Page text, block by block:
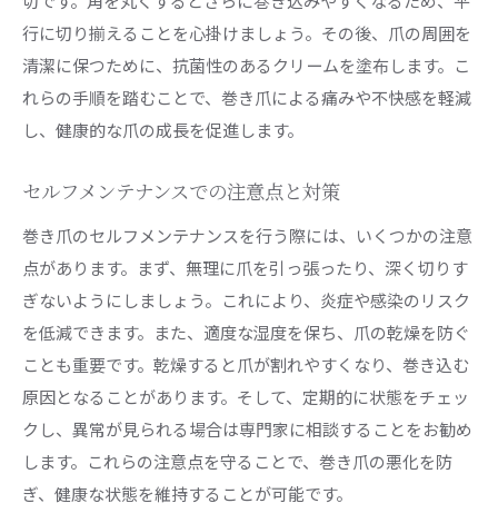
行に切り揃えることを心掛けましょう。その後、爪の周囲を
清潔に保つために、抗菌性のあるクリームを塗布します。こ
れらの手順を踏むことで、巻き爪による痛みや不快感を軽減
し、健康的な爪の成長を促進します。
セルフメンテナンスでの注意点と対策
巻き爪のセルフメンテナンスを行う際には、いくつかの注意
点があります。まず、無理に爪を引っ張ったり、深く切りす
ぎないようにしましょう。これにより、炎症や感染のリスク
を低減できます。また、適度な湿度を保ち、爪の乾燥を防ぐ
ことも重要です。乾燥すると爪が割れやすくなり、巻き込む
原因となることがあります。そして、定期的に状態をチェッ
クし、異常が見られる場合は専門家に相談することをお勧め
します。これらの注意点を守ることで、巻き爪の悪化を防
ぎ、健康な状態を維持することが可能です。